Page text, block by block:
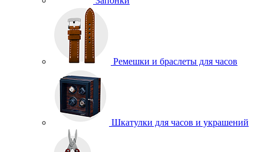
Ремешки и браслеты для часов
Шкатулки для часов и украшений